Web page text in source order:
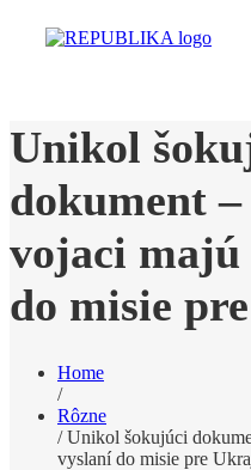
Unikol
dokument
vojaci
do misie
Home
/
Rôzne
/ Unikol šokujúci
vyslaní do misie pre